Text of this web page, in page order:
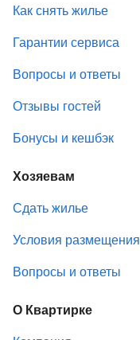
Как снять жилье
Гарантии сервиса
Вопросы и ответы
Отзывы гостей
Бонусы и кешбэк
Хозяевам
Сдать жилье
Условия размещения
Вопросы и ответы
О Квартирке